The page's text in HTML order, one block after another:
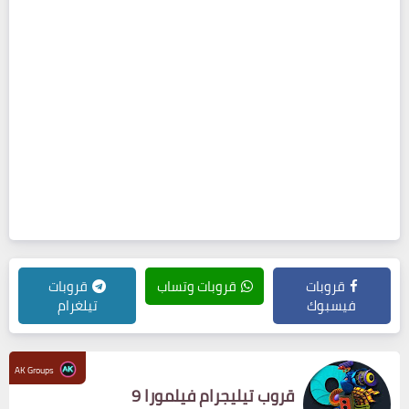
قروبات
فيسبوك
قروبات وتساب قروبات
تيلغرام
قروب تيليجرام فيلمورا 9
AK Groups